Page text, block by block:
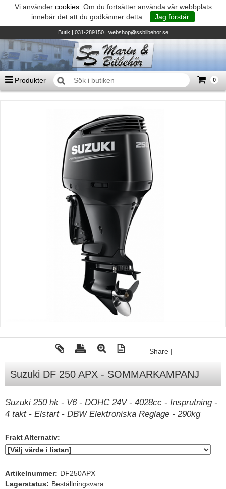
Vi använder cookies. Om du fortsätter använda vår webbplats
innebär det att du godkänner detta.
Jag förstår
Butik| 031-289150 | webshop@ssbilbehor.se
Produkter 0
TILL KASSAN
Biltillbehör och reservdelar - BDS
Suzuki - Utombordare
Suzumar - Gummibåtar
Honda - Utombordare
HonWave - Gummibåtar
Honda - Elverk & Pumpar
Tohatsu - Utombordare
Volvo Penta Servicedelar
Mercury Servicedelar
Lowrance
Simrad
Båttillbehör
Varta - Batterier
Share |
Suzuki DF 250 APX - SOMMARKAMPANJ
Suzuki 250 hk - V6 - DOHC 24V - 4028cc - Insprutning -
4 takt - Elstart - DBW Elektroniska Reglage - 290kg
Frakt Alternativ:
Artikelnummer: DF250APX
Lagerstatus: Beställningsvara